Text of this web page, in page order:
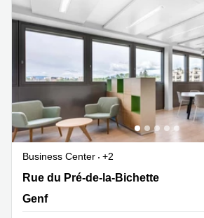
Business Center
+2
Rue du Pré-de-la-Bichette 1,Nations
Stock, Genf
Rue du Pré-de-la-Bichette
Genf